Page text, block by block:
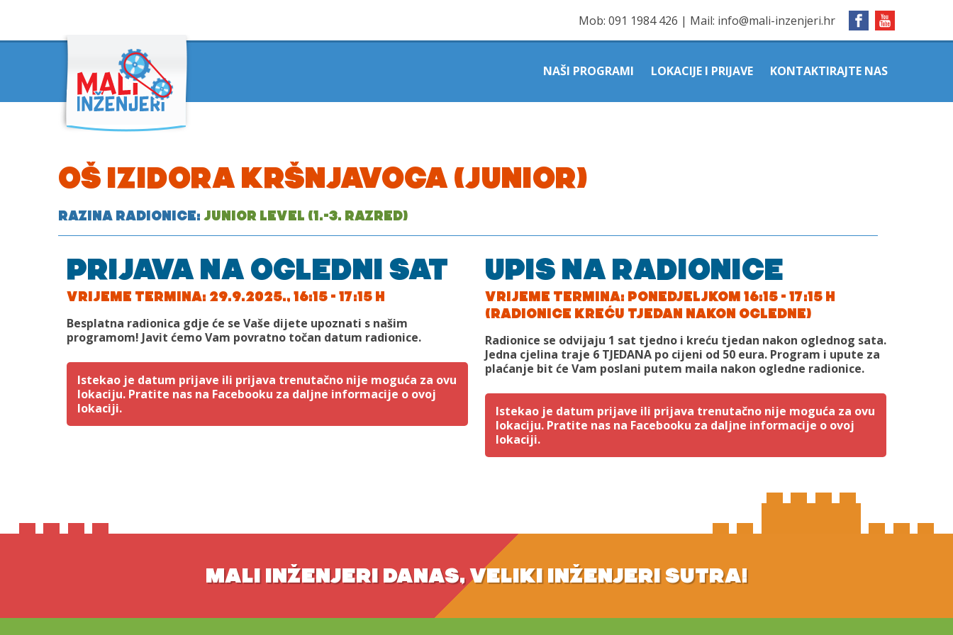
Mob: 091 1984 426 | Mail: info@mali-inzenjeri.hr
NAŠI PROGRAMI LOKACIJE I PRIJAVE KONTAKTIRAJTE NAS
OŠ IZIDORA KRŠNJAVOGA (JUNIOR)
RAZINA RADIONICE: JUNIOR LEVEL (1.-3. RAZRED)
PRIJAVA NA OGLEDNI SAT
VRIJEME TERMINA: 29.9.2025., 16:15 - 17:15 H
Besplatna radionica gdje će se Vaše dijete upoznati s našim
programom! Javit ćemo Vam povratno točan datum radionice.
Istekao je datum prijave ili prijava trenutačno nije moguća za ovu
lokaciju. Pratite nas na Facebooku za daljne informacije o ovoj
lokaciji.
UPIS NA RADIONICE
VRIJEME TERMINA: PONEDJELJKOM 16:15 - 17:15 H
(RADIONICE KREĆU TJEDAN NAKON OGLEDNE)
Radionice se odvijaju 1 sat tjedno i kreću tjedan nakon oglednog sata.
Jedna cjelina traje 6 TJEDANA po cijeni od 50 eura. Program i upute za
plaćanje bit će Vam poslani putem maila nakon ogledne radionice.
Istekao je datum prijave ili prijava trenutačno nije moguća za ovu
lokaciju. Pratite nas na Facebooku za daljne informacije o ovoj
lokaciji.
MALI INŽENJERI DANAS, VELIKI INŽENJERI SUTRA!